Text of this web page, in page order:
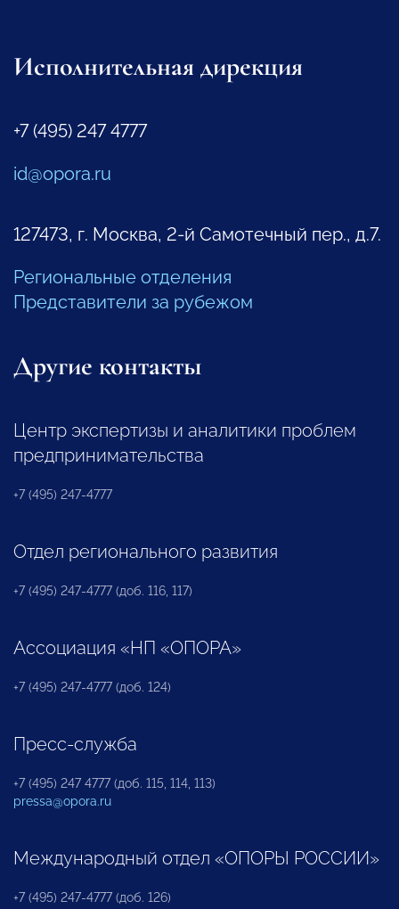
Исполнительная дирекция
+7 (495) 247 4777
id@opora.ru
127473, г. Москва, 2-й Самотечный пер., д.7.
Региональные отделения
Представители за рубежом
Другие контакты
Центр экспертизы и аналитики проблем
предпринимательства
+7 (495) 247-4777
Отдел регионального развития
+7 (495) 247-4777 (доб. 116, 117)
Ассоциация «НП «ОПОРА»
+7 (495) 247-4777 (доб. 124)
Пресс-служба
+7 (495) 247 4777 (доб. 115, 114, 113)
pressa@opora.ru
Международный отдел «ОПОРЫ РОССИИ»
+7 (495) 247-4777 (доб. 126)